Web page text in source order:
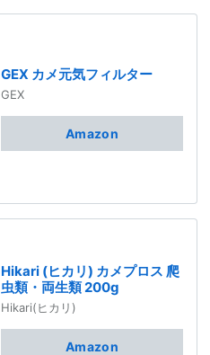
GEX カメ元気フィルター
GEX
Amazon
Hikari (ヒカリ) カメプロス 爬
虫類・両生類 200g
Hikari(ヒカリ)
Amazon